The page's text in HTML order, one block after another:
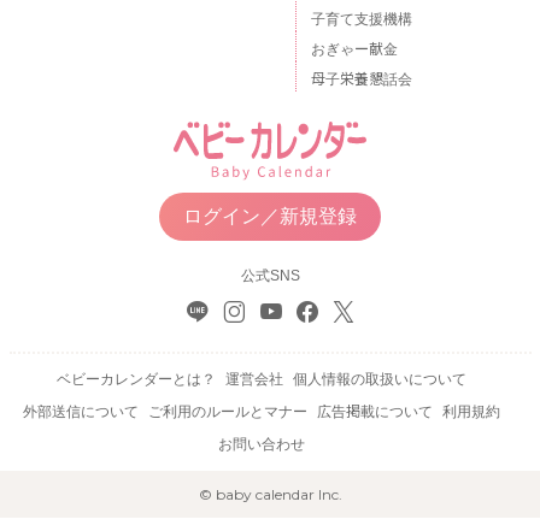
子育て支援機構
おぎゃー献金
母子栄養懇話会
ログイン／新規登録
公式SNS
ベビーカレンダーとは？ 運営会社
個人情報の取扱いについて
外部送信について
ご利用のルールとマナー 広告掲載について
利用規約
お問い合わせ
© baby calendar Inc.